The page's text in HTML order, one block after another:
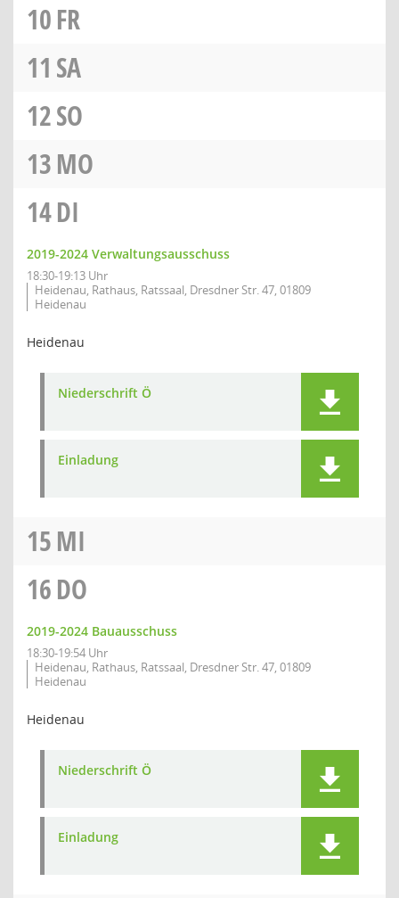
10FR
11 SA
12SO
13MO
14DI
2019-2024 Verwaltungsausschuss
18:30-19:13 Uhr
Heidenau, Rathaus, Ratssaal, Dresdner Str. 47, 01809
Heidenau
Heidenau
Niederschrift Ö
Einladung
15MI
16DO
2019-2024 Bauausschuss
18:30-19:54 Uhr
Heidenau, Rathaus, Ratssaal, Dresdner Str. 47, 01809
Heidenau
Heidenau
Niederschrift Ö
Einladung